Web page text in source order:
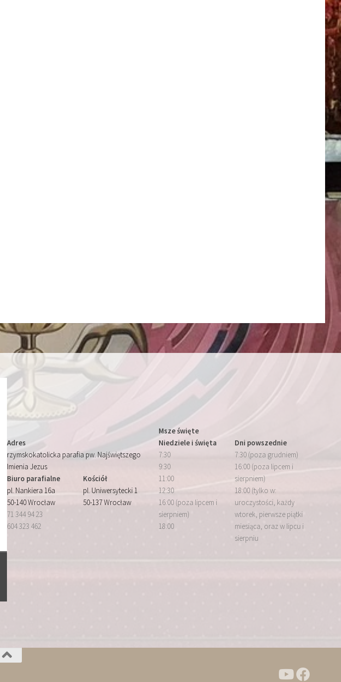
Adres
rzymskokatolicka parafia pw. Najświętszego
Imienia Jezus
Biuro parafialne
pl. Nankiera 16a
50-140 Wrocław
71 344 94 23
604 323 462
Kościół
pl. Uniwersytecki 1
50-137 Wrocław
Msze święte
Niedziele i święta
7:30
9:30
11:00
12:30
16:00 (poza lipcem i
sierpniem)
18:00
Dni powszednie
7:30 (poza grudniem)
16:00 (poza lipcem i
sierpniem)
18:00 (tylko w:
uroczystości, każdy
wtorek, pierwsze piątki
miesiąca, oraz w lipcu i
sierpniu